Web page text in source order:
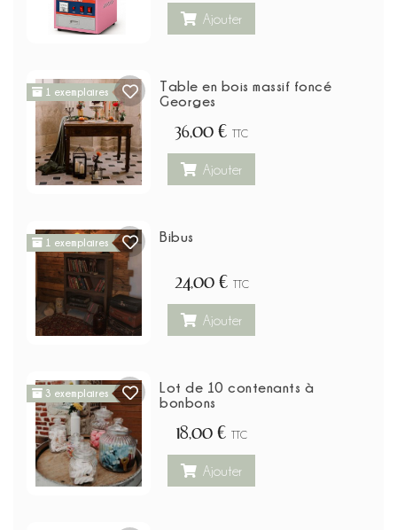
Ajouter
1 exemplaires
Table en bois massif foncé
Georges
36,00 € TTC
Ajouter
1 exemplaires Bibus
24,00 € TTC
Ajouter
3 exemplaires
Lot de 10 contenants à
bonbons
18,00 € TTC
Ajouter